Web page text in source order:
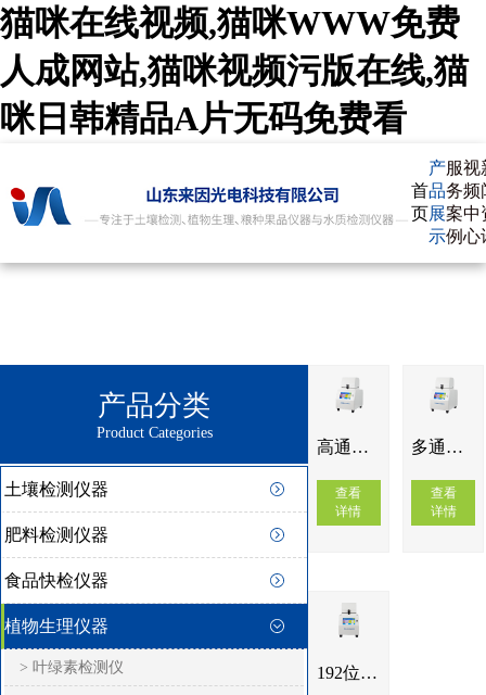
猫咪在线视频,猫咪WWW免费
人成网站,猫咪视频污版在线,猫
咪日韩精品A片无码免费看
首
页
产
品
展
示
服
务
案
例
视
频
中
心
产品分类
Product Categories
土壤检测仪器
肥料检测仪器
食品快检仪器
植物生理仪器
> 叶绿素检测仪
高通量组织研磨仪GTM-24
查看
详情
多通道组织研磨仪GTM-48
查看
详情
192位高通量组织研磨仪GTM-192